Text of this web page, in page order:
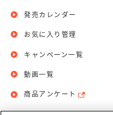
発売カレンダー
お気に入り管理
キャンペーン一覧
動画一覧
商品アンケート